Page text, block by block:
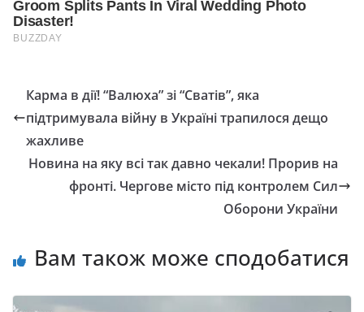
Карма в дії! “Baлюxа” зi “Cвaтiв”, яка
підтримувала війну в Україні трапилося дещо
жахливе
Новина на яку всі так давно чекали! Прорив на
фронті. Чергове місто під контролем Сил
Оборони України
Вам також може сподобатися